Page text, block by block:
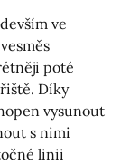
ve
poté
Díky
vysunout
s nimi
linii